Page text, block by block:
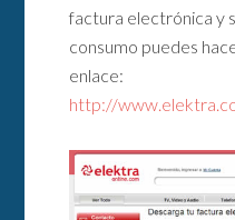
factura electrónica y
consumo puedes
enlace:
http://